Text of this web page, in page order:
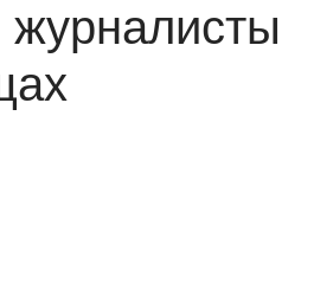
журналисты